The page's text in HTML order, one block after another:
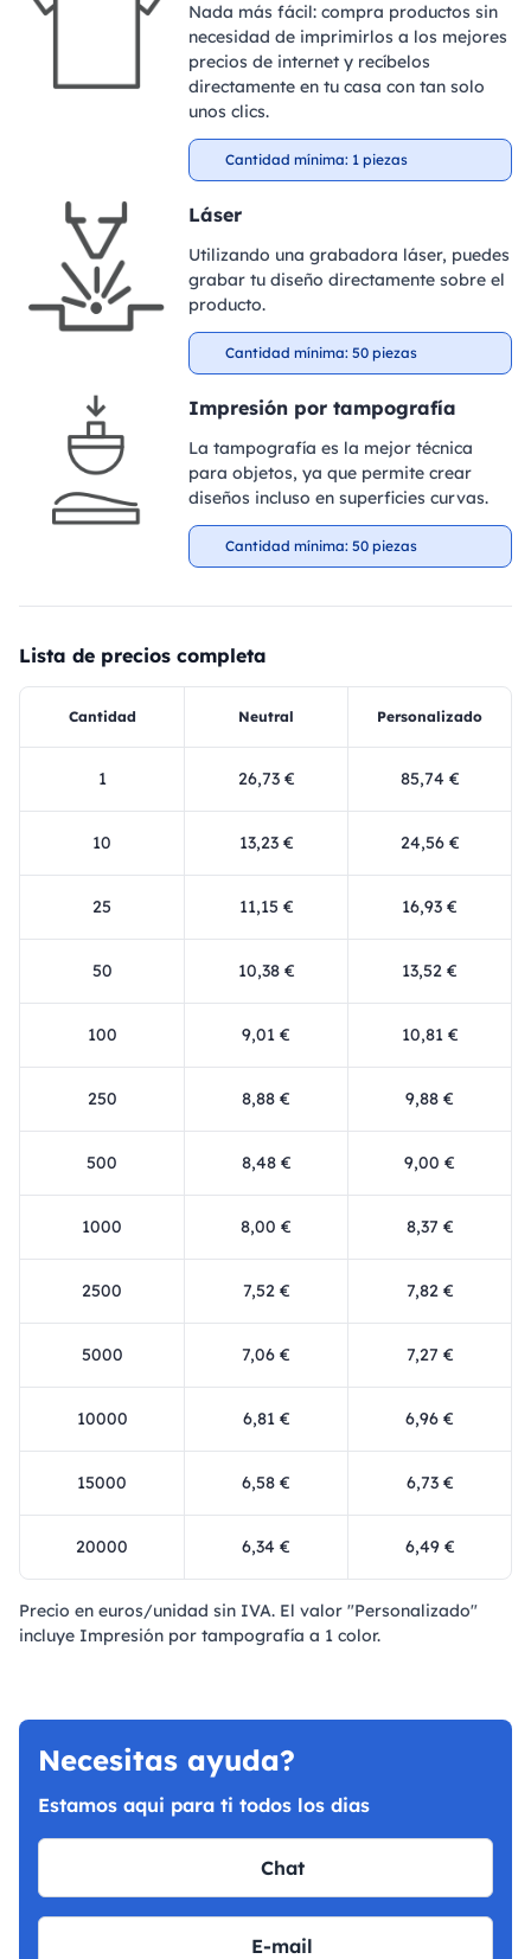
Nada más fácil: compra productos sin
necesidad de imprimirlos a los mejores
precios de internet y recíbelos
directamente en tu casa con tan solo
unos clics.
Cantidad mínima: 1 piezas
Láser
Utilizando una grabadora láser, puedes
grabar tu diseño directamente sobre el
producto.
Cantidad mínima: 50 piezas
Impresión por tampografía
La tampografía es la mejor técnica
para objetos, ya que permite crear
diseños incluso en superficies curvas.
Cantidad mínima: 50 piezas
Lista de precios completa
Cantidad Neutral Personalizado
1 26,73 € 85,74 €
10 13,23 € 24,56 €
25 11,15 € 16,93 €
50 10,38 € 13,52 €
100 9,01 € 10,81 €
250 8,88 € 9,88 €
500 8,48 € 9,00 €
1000 8,00 € 8,37 €
2500 7,52 € 7,82 €
5000 7,06 € 7,27 €
10000 6,81 € 6,96 €
15000 6,58 € 6,73 €
20000 6,34 € 6,49 €
Precio en euros/unidad sin IVA. El valor "Personalizado"
incluye Impresión por tampografía a 1 color.
Necesitas ayuda?
Estamos aqui para ti todos los dias
Chat
E-mail